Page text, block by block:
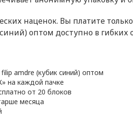
наценок. Вы платите
оптом доступно в гибких
amdre (кубик синий) оптом
на каждой пачке
от 20 блоков
месяца